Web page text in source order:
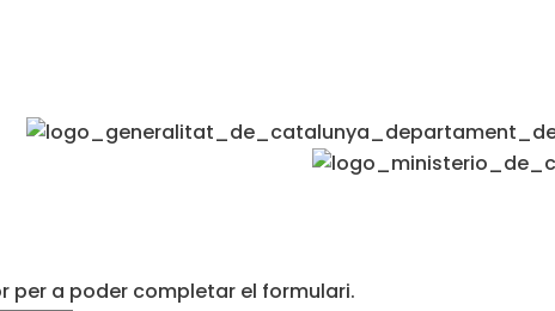
per a poder completar el formulari.